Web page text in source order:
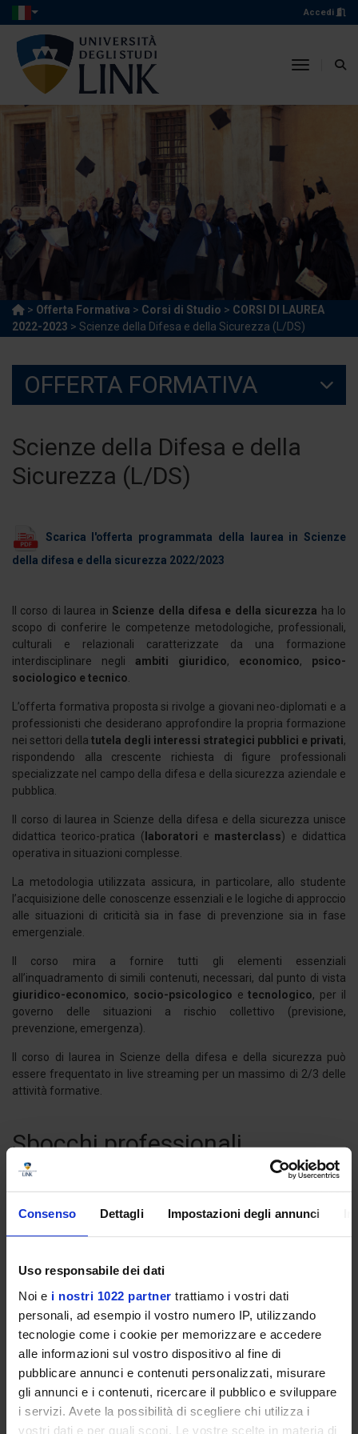
Consenso Dettagli Impostazioni degli annunci
Uso responsabile dei dati
Noi e i nostri 1022 partner trattiamo i vostri dati
personali, ad esempio il vostro numero IP, utilizzando
tecnologie come i cookie per memorizzare e accedere
alle informazioni sul vostro dispositivo al fine di
pubblicare annunci e contenuti personalizzati, misurare
gli annunci e i contenuti, ricercare il pubblico e sviluppare
i servizi. Avete la possibilità di scegliere chi utilizza i
vostri dati e per quali scopi. Le vostre scelte in materia di
Accedi
toggle
> Offerta Formativa > Corsi di Studio > CORSI DI LAUREA
2022-2023 > Scienze della Difesa e della Sicurezza (L/DS)
OFFERTA FORMATIVA
Scienze della Difesa e della
Sicurezza (L/DS)
Scarica l'offerta programmata della laurea in Scienze
della difesa e della sicurezza 2022/2023
Il corso di laurea in Scienze della difesa e della sicurezza ha lo
scopo di conferire le competenze metodologiche, professionali,
culturali e relazionali caratterizzate da una formazione
interdisciplinare negli ambiti giuridico, economico, psico-
sociologico e tecnico
L’offerta formativa proposta si rivolge a giovani neo-diplomati e a
professionisti che desiderano approfondire la propria formazione
nei settori della tutela degli interessi strategici pubblici e privati,
rispondendo alla crescente richiesta di figure professionali
specializzate nel campo della difesa e della sicurezza aziendale e
pubblica.
Il corso di laurea in Scienze della difesa e della sicurezza unisce
didattica teorico-pratica ( laboratori e masterclass) e didattica
operativa in situazioni complesse.
La metodologia utilizzata assicura, in particolare, allo studente
l’acquisizione delle conoscenze essenziali e le logiche di approccio
alle situazioni di criticità sia in fase di prevenzione sia in fase
emergenziale.
Il corso mira a fornire tutti gli elementi essenziali
all’inquadramento di simili contenuti, necessari, dal punto di vista
giuridico-economico, socio-psicologico etecnologico, per il
governo delle situazioni a rischio collettivo (previsione,
prevenzione, emergenza).
Il corso di laurea in Scienze della difesa e della sicurezza può
essere frequentato in live streaming per un massimo di 2/3 delle
attività formative.
Sbocchi professionali
I laureati che si sono formati grazie al percorso di studi in Scienze
della difesa e della sicurezza possono trovare occupazione in
ambito aziendale nei ruoli dedicati agliaspetti managerialidella
Il laureato, inoltre, potrà svolgere funzioni inerenti la
pubblica
(attività di polizia preventiva o giudiziaria,
ambito domestico e internazionale), la
sicurezza privata
consultant anche in aziende con interessi in Paesi a rischio), la
cooperazione internazionale (monitoraggio degli interventi di
sicurezza e peace keeping), conduzione e coordinamento di
analisi d’impatto dellepolitiche di sicurezza.